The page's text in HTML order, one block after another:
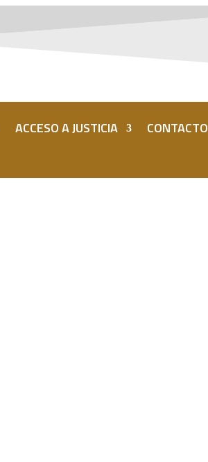
ACCESO A JUSTICIA CONTACTO